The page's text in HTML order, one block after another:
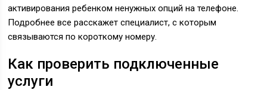
активирования ребенком ненужных опций на телефоне.
Подробнее все расскажет специалист, с которым
связываются по короткому номеру.
Как проверить подключенные
услуги